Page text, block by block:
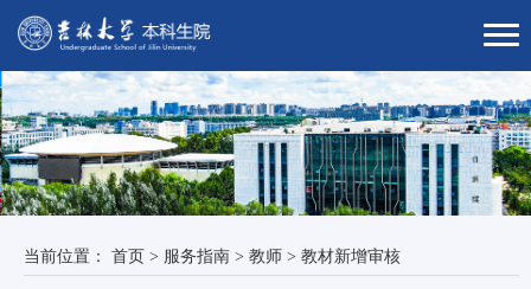
当前位置： 首页 > 服务指南 > 教师 > 教材新增审核